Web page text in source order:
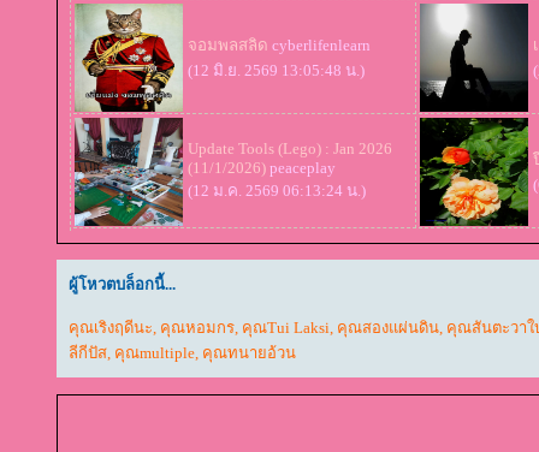
จอมพลสลิด cyberlifenlearn
(12 มิ.ย. 2569 13:05:48 น.)
Update Tools (Lego) : Jan 2026
(11/1/2026) peaceplay
(12 ม.ค. 2569 06:13:24 น.)
ผู้โหวตบล็อกนี้...
คุณเริงฤดีนะ, คุณหอมกร, คุณTui Laksi, คุณสองแผ่นดิน, คุณสันตะวาใ
ลีกีปัส, คุณmultiple, คุณทนายอ้วน